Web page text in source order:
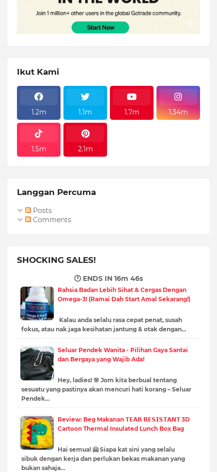
Ikut Kami
1.2m 1.1m 1.7m 1.34m
1.5m 2.1m
Langgan Percuma
Posts
Comments
SHOCKING SALES!
🕐 ENDS IN16m 45s
Rahsia Badan Lebih Sihat & Cergas Dengan
Omega-3! (Ramai Dah Start Amal Sekarang!)
Kalau anda selalu rasa cepat penat, susah
fokus, atau nak jaga kesihatan jantung & otak dengan…
Seluar Pendek Wanita - Pilihan Gaya Santai
dan Bergaya yang Wajib Ada!
Hey, ladies! 🌸 Jom kita berbual tentang
sesuatu yang pastinya akan mencuri hati korang – Seluar
Pendek…
Review: Beg Makanan 𝗧𝗘𝗔𝗥 𝗥𝗘𝗦𝗜𝗦𝗧𝗔𝗡𝗧 3D
Cartoon Thermal Insulated Lunch Box Bag
Hai semua! 🤗 Siapa kat sini yang selalu
sibuk dengan kerja dan perlukan bekas makanan yang
bukan sahaja…